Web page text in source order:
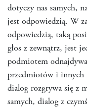
dotyczy nas samych,
jest odpowiedzią. W
odpowiedzią, taką
głos z zewnątrz, jest
podmiotem
przedmiotów i innych
dialog rozgrywa się z
samych, dialog z